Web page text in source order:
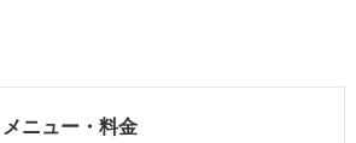
メニュー・料金